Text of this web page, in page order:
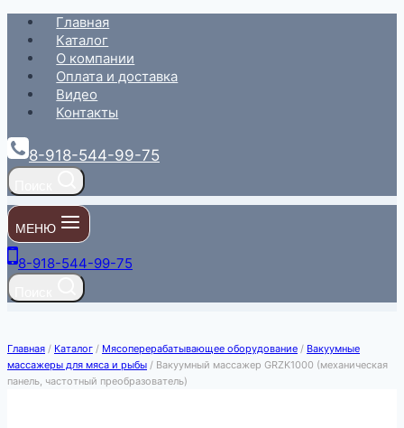
Перейти
содержимому
Главная
Каталог
О компании
Оплата и доставка
Видео
Контакты
8-918-544-99-75
МЕНЮ
8-918-544-99-75
Главная / Каталог / Мясоперерабатывающее оборудование / Вакуумные
массажеры для мяса и рыбы / Вакуумный массажер GRZK1000 (механическая
панель, частотный преобразователь)